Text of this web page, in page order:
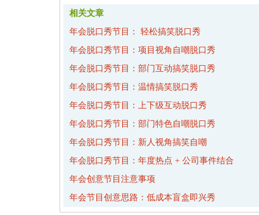
相关文章
年会脱口秀节目： 轻松搞笑脱口秀
年会脱口秀节目：项目视角自嘲脱口秀
年会脱口秀节目：部门互动搞笑脱口秀
年会脱口秀节目：温情搞笑脱口秀
年会脱口秀节目：上下级互动脱口秀
年会脱口秀节目：部门特色自嘲脱口秀
年会脱口秀节目：新人视角搞笑自嘲
年会脱口秀节目：年度热点 + 公司事件结合
年会创意节目注意事项
年会节目创意思路：低成本盲盒即兴秀